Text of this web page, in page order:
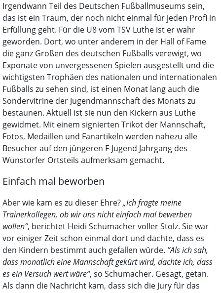
Irgendwann Teil des Deutschen Fußballmuseums sein,
das ist ein Traum, der noch nicht einmal für jeden Profi in
Erfüllung geht. Für die U8 vom TSV Luthe ist er wahr
geworden. Dort, wo unter anderem in der Hall of Fame
die ganz Großen des deutschen Fußballs verewigt, wo
Exponate von unvergessenen Spielen ausgestellt und die
wichtigsten Trophäen des nationalen und internationalen
Fußballs zu sehen sind, ist einen Monat lang auch die
Sondervitrine der Jugendmannschaft des Monats zu
bestaunen. Aktuell ist sie nun den Kickern aus Luthe
gewidmet. Mit einem signierten Trikot der Mannschaft,
Fotos, Medaillen und Fanartikeln werden nahezu alle
Besucher auf den jüngeren F-Jugend Jahrgang des
Wunstorfer Ortsteils aufmerksam gemacht.
Einfach mal beworben
Aber wie kam es zu dieser Ehre?„Ich fragte meine
Trainerkollegen, ob wir uns nicht einfach mal bewerben
wollen“, berichtet Heidi Schumacher voller Stolz. Sie war
vor einiger Zeit schon einmal dort und dachte, dass es
den Kindern bestimmt auch gefallen würde. ”Als ich sah,
dass monatlich eine Mannschaft gekürt wird, dachte ich, dass
es ein Versuch wert wäre“, so Schumacher. Gesagt, getan.
Als dann die Nachricht kam, dass sich die Jury für das